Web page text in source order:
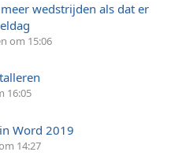
wedstrijden als dat er
om 15:06
16:05
Word 2019
14:27